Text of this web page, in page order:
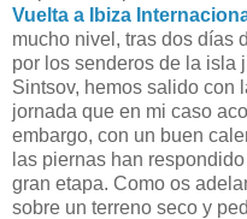
Vuelta a Ibiza
mucho nivel, tras dos días
por los senderos de la isla
Sintsov, hemos salido con
jornada que en mi caso
embargo, con un buen
las piernas han
gran etapa. Como os
sobre un terreno seco y